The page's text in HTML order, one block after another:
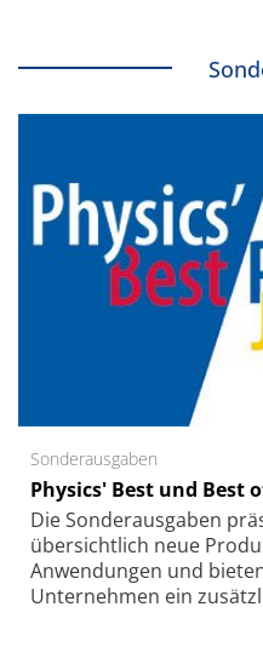
Sonderausgaben
Physics' Best und Best
Die Sonder­ausgaben
übersichtlich neue
Anwendungen und
Unternehmen ein